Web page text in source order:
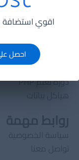
اقوي استضافة
احصل
الدورات
الدورات
تصميم قواعد بيانات
دورة تعلم PHP
هياكل بيانات
روابط مهمة
سياسة الخصوصية
تواصل معنا